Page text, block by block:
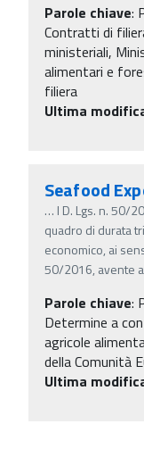
Parole chiave:
Contratti di
ministeriali,
alimentari e
filiera
Ultima
Seafood
… l D. Lgs. n. 50/
quadro di durata
economico, ai
50/2016, avente
Parole chiave:
Determine a
agricole
della Comunità
Ultima